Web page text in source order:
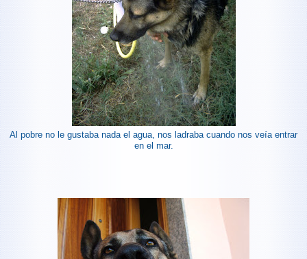
Al pobre no le gustaba nada el agua, nos ladraba cuando nos veía entrar
en el mar.